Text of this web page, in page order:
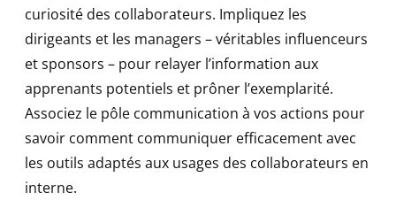
curiosité des collaborateurs. Impliquez les
dirigeants et les managers – véritables influenceurs
et sponsors – pour relayer l’information aux
apprenants potentiels et prôner l’exemplarité.
Associez le pôle communication à vos actions pour
savoir comment communiquer efficacement avec
les outils adaptés aux usages des collaborateurs en
interne.